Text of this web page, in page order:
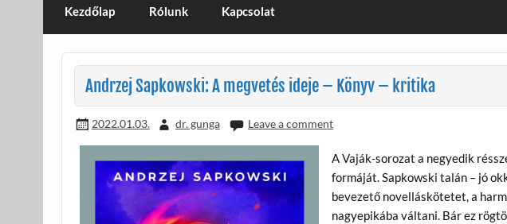
Kezdőlap Rólunk Kapcsolat
Andrzej Sapkowski: A megvetés ideje – Könyv – kritika
2022.01.03. dr. gunga Leave a comment
A Vaják-sorozat a negyedik
formáját. Sapkowski talán – jó
bevezető novelláskötetet, a
nagyepikába váltani. Bár ez